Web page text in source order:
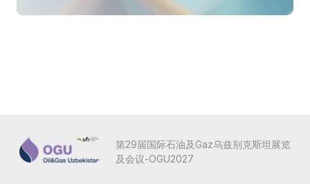
第29届国际石油及Gaz乌兹别克斯坦展览
及会议-OGU2027